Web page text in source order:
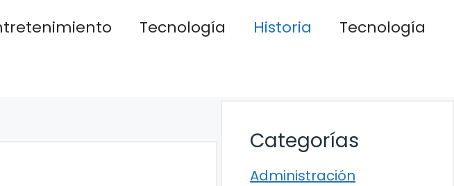
Tecnología Historia
Tecnología
Categorías
Administración